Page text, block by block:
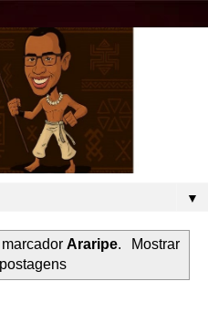
▼
marcadorAraripe.
Mostrar